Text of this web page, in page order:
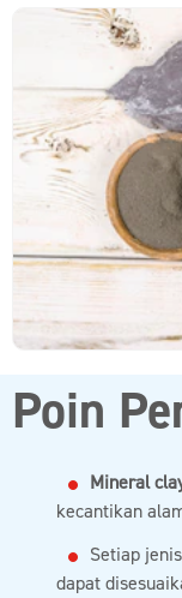
Poin
Mineral
kecantikan
Setiap jenis
dapat